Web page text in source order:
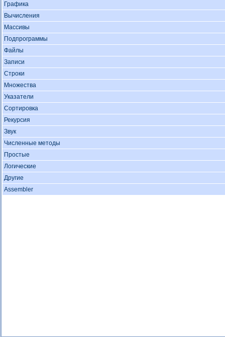
Графика
Вычисления
Массивы
Подпрограммы
Файлы
Записи
Строки
Множества
Указатели
Сортировка
Рекурсия
Звук
Численные методы
Простые
Логические
Другие
Assembler